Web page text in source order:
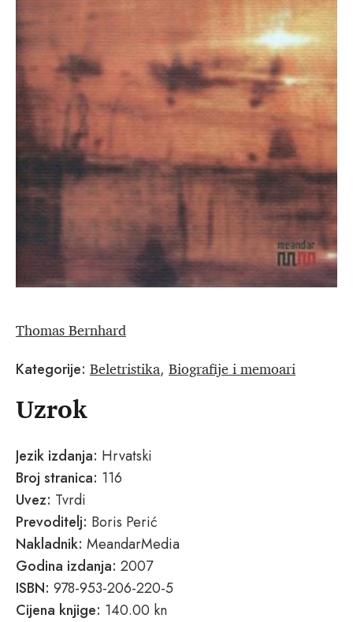
Thomas Bernhard
Kategorije: Beletristika, Biografije i memoari
Uzrok
Jezik izdanja: Hrvatski
Broj stranica: 116
Uvez: Tvrdi
Prevoditelj: Boris Perić
Nakladnik: MeandarMedia
Godina izdanja: 2007
ISBN: 978-953-206-220-5
Cijena knjige: 140.00 kn